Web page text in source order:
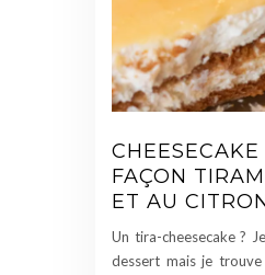
FAÇON
ET AU
Un tira-cheesecake ?
dessert mais je